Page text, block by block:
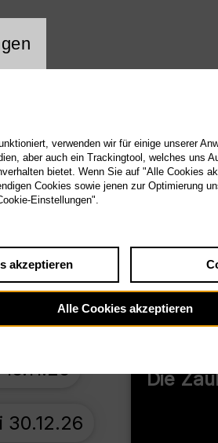
Die
30.12.26
Cookie
verwenden wir für einige unserer
aber auch ein Trackingtool, welches uns
bietet. Wenn Sie auf "Alle Cookies
Cookies sowie jenen zur Optimierung
Einstellungen".
akzeptieren
Alle Cookies akzeptieren